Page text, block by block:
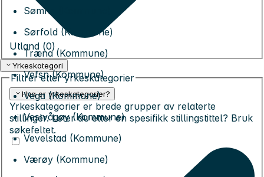
Sømna (Kommune)
Sørfold (Kommune)
Træna (Kommune)
Vefsn (Kommune)
Vega (Kommune)
Vestvågøy (Kommune)
Vevelstad (Kommune)
Værøy (Kommune)
Utland (0)
Yrkeskategori
Filtrer etter yrkeskategorier
Hva er yrkeskategorier?
Yrkeskategorier er brede grupper av relaterte
stillinger. Leter du etter en spesifikk stillingstittel? Bruk
søkefeltet.